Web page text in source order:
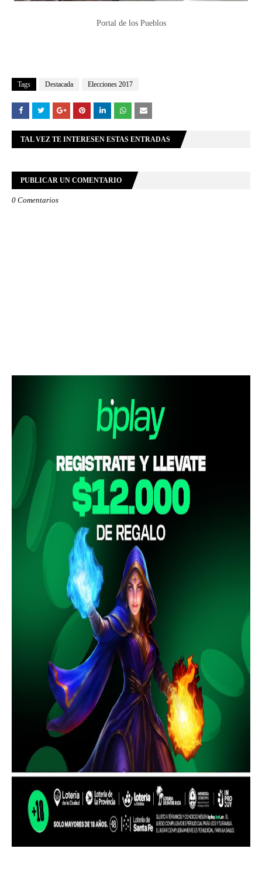
Portal de los Pueblos
Tags Destacada Elecciones 2017
TAL VEZ TE INTERESEN ESTAS ENTRADAS
PUBLICAR UN COMENTARIO
0 Comentarios